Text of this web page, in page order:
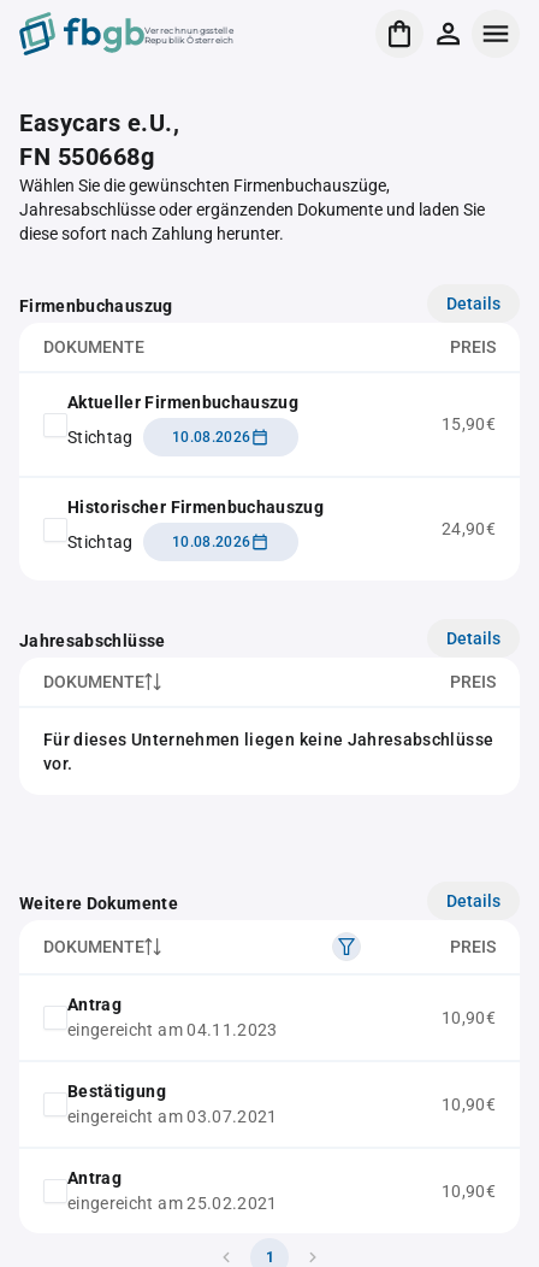
Verrechnungsstelle
Republik Österreich
Easycars e.U.,
FN 550668g
Wählen Sie die gewünschten Firmenbuchauszüge,
Jahresabschlüsse oder ergänzenden Dokumente und laden Sie
diese sofort nach Zahlung herunter.
Firmenbuchauszug Details
DOKUMENTE PREIS
Aktueller Firmenbuchauszug
Stichtag
10.08.2026
15,90€
Historischer Firmenbuchauszug
Stichtag
10.08.2026
24,90€
Jahresabschlüsse Details
DOKUMENTE PREIS
Für dieses Unternehmen liegen keine Jahresabschlüsse
vor.
Weitere Dokumente Details
DOKUMENTE PREIS
Antrag
eingereicht am 04.11.2023
10,90€
Bestätigung
eingereicht am 03.07.2021
10,90€
Antrag
eingereicht am 25.02.2021
10,90€
1